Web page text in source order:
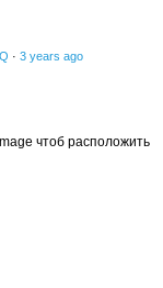
· 3 years ago
чтоб расположить